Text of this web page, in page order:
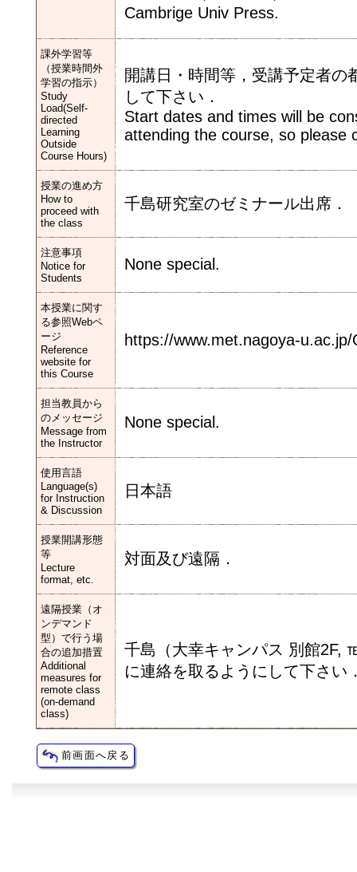
Cambrige Univ Press.
課外学習等
（授業時間外
学習の指示）
Study
Load(Self-
directed
Learning
Outside
Course Hours)
開講日・時間等，受講予定者の
して下さい．
Start dates and times will be
attending the course, so please
授業の進め方
How to
proceed with
the class
千島研究室のゼミナール出席．
注意事項
Notice for
Students
None special.
本授業に関す
る参照Webペ
ージ
Reference
website for
this Course
https://www.met.nagoya-
担当教員から
のメッセージ
Message from
the Instructor
None special.
使用言語
Language(s)
for Instruction
& Discussion
日本語
授業開講形態
等
Lecture
format, etc.
対面及び遠隔．
遠隔授業（オ
ンデマンド
型）で行う場
合の追加措置
Additional
measures for
remote class
(on-demand
class)
千島（大幸キャンパス 別館2F,
に連絡を取るようにして下さい